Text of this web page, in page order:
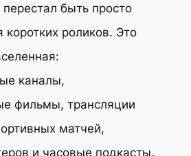
быть просто
роликов. Это
каналы,
фильмы, трансляции
матчей,
и часовые подкасты.